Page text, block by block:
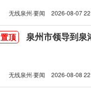
无线泉州·要闻 2026-08-07
置顶 泉州市领导到泉
无线泉州·要闻 2026-08-08